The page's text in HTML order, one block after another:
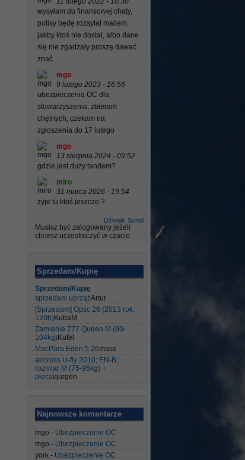
wysyłam do finansowej chaty,
polisy będę rozsyłał mailem,
jakby ktoś nie dostał, albo dane
się nie zgadzały proszę dawać
znać
mgo
9 lutego 2023 - 16:56
ubezpieczenia OC dla
stowarzyszenia, zbieram
chętnych, czekam na
zgłoszenia do 17 lutego
mgo
13 sierpnia 2024 - 09:52
gdzie jest duży tandem?
miro
31 marca 2026 - 19:54
żyje tu ktoś jeszcze ?
Scroll
Dźwięk
Musisz być zalogowany jeżeli
chcesz uczestniczyć w czacie.
Sprzedam/Kupię
Sprzedam/Kupię
sprzedam uprzążArtur
[Sprzedam] Optic 26 (2013 rok,
120h) KubaM
Zamienie 777 Queen M (80-
104kg) Kufel
MacPara Eden 5.26mass
aircross U-fly 2010; EN-B;
rozmiar M (75-95kg) +
plecakjurgen
Najnowsze komentarze
mgo - Ubezpieczenie OC
mgo - Ubezpieczenie OC
york - Ubezpieczenie OC